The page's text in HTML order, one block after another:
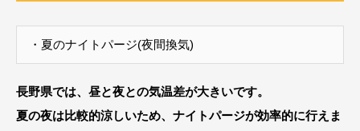
・夏のナイトパージ(夜間換気)
長野県では、昼と夜との気温差が大きいです。
夏の夜は比較的涼しいため、ナイトパージが効率的に行えま